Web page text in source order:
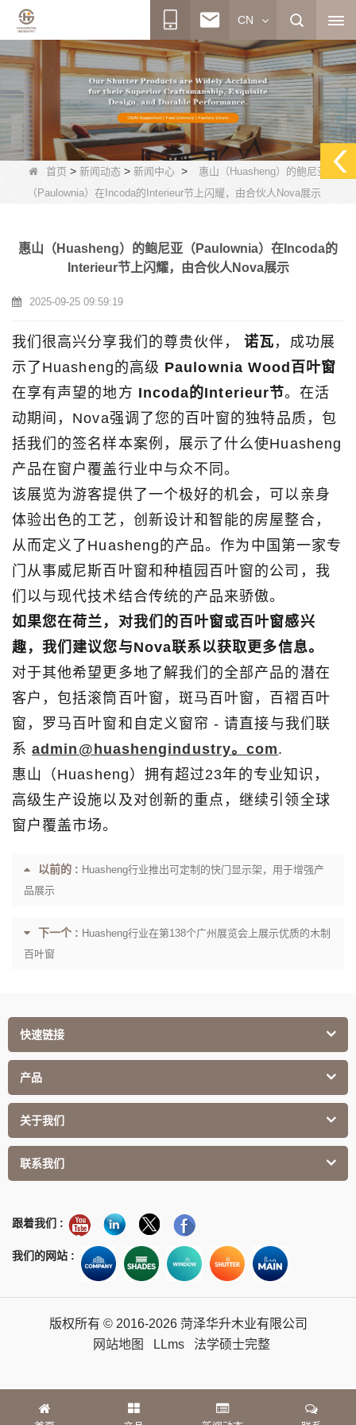
CN
首页 > 新闻动态 > 新闻中心 >
惠山（Huasheng）的鲍尼亚
（Paulownia）在Incoda的Interieur节上闪耀，由合伙人Nova展示
惠山（Huasheng）的鲍尼亚（Paulownia）在Incoda的
Interieur节上闪耀，由合伙人Nova展示
2025-09-25 09:59:19
我们很高兴分享我们的尊贵伙伴，诺瓦 ，成功展
示了Huasheng的高级 Paulownia Wood百叶窗
在享有声望的地方 Incoda的Interieur节。在活
动期间，Nova强调了您的百叶窗的独特品质，包
括我们的签名样本案例，展示了什么使Huasheng
产品在窗户覆盖行业中与众不同。
该展览为游客提供了一个极好的机会，可以亲身
体验出色的工艺，创新设计和智能的房屋整合，
从而定义了Huasheng的产品。作为中国第一家专
门从事威尼斯百叶窗和种植园百叶窗的公司，我
们以与现代技术结合传统的产品来骄傲。
如果您在荷兰，对我们的百叶窗或百叶窗感兴
趣，我们建议您与Nova联系以获取更多信息。
对于其他希望更多地了解我们的全部产品的潜在
客户，包括滚筒百叶窗，斑马百叶窗，百褶百叶
窗，罗马百叶窗和自定义窗帘 - 请直接与我们联
系admin@huashengindustry。com.
惠山（Huasheng）拥有超过23年的专业知识，
高级生产设施以及对创新的重点，继续引领全球
窗户覆盖市场。
以前的 : Huasheng行业推出可定制的快门显示架，用于增强产
品展示
下一个 : Huasheng行业在第138个广州展览会上展示优质的木制
百叶窗
快速链接
产品
关于我们
联系我们
跟着我们 :
我们的网站 :
版权所有 © 2016-2026 菏泽华升木业有限公司
网站地图
LLms 法学硕士完整